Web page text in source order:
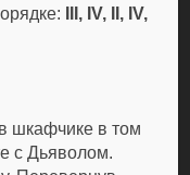
III, IV, II, IV,
шкафчике в том
с Дьяволом.